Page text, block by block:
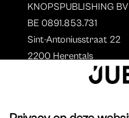
KNOPSPUBLISHING BV
BE 0891.853.731
Sint-Antoniusstraat 22
2200 Herentals
Auteurs